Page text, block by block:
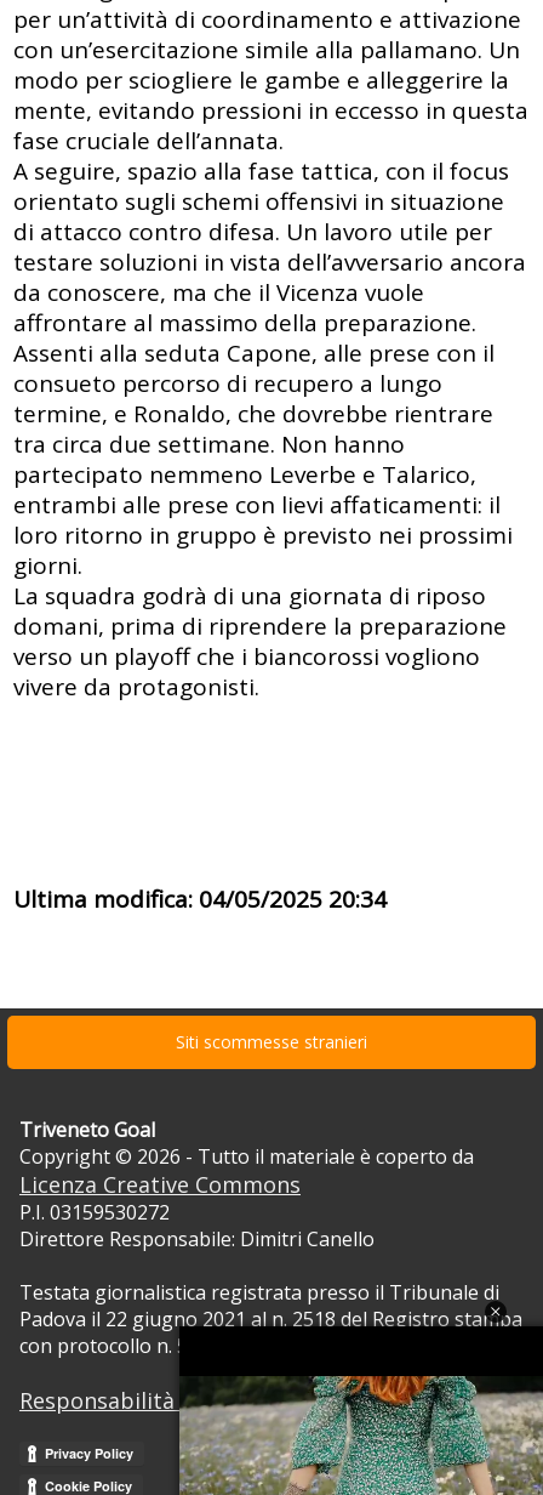
per un’attività di coordinamento e attivazione
con un’esercitazione simile alla pallamano. Un
modo per sciogliere le gambe e alleggerire la
mente, evitando pressioni in eccesso in questa
fase cruciale dell’annata.
A seguire, spazio alla fase tattica, con il focus
orientato sugli schemi offensivi in situazione
di attacco contro difesa. Un lavoro utile per
testare soluzioni in vista dell’avversario ancora
da conoscere, ma che il Vicenza vuole
affrontare al massimo della preparazione.
Assenti alla seduta Capone, alle prese con il
consueto percorso di recupero a lungo
termine, e Ronaldo, che dovrebbe rientrare
tra circa due settimane. Non hanno
partecipato nemmeno Leverbe e Talarico,
entrambi alle prese con lievi affaticamenti: il
loro ritorno in gruppo è previsto nei prossimi
giorni.
La squadra godrà di una giornata di riposo
domani, prima di riprendere la preparazione
verso un playoff che i biancorossi vogliono
vivere da protagonisti.
Ultima modifica: 04/05/2025 20:34
Siti scommesse stranieri
Triveneto Goal
Copyright © 2026 - Tutto il materiale è coperto da
Licenza Creative Commons
P.I. 03159530272
Direttore Responsabile: Dimitri Canello
Testata giornalistica registrata presso il Tribunale di
Padova il 22 giugno 2021 al n. 2518 del Registro stampa
con protocollo n. 5105/2021 RVG.
Responsabilità dei contenuti